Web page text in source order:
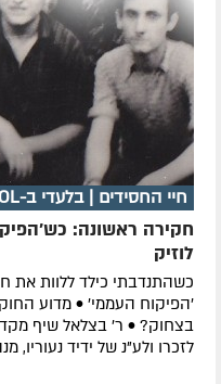
חיי החסידים | בלעדי ב-COL
חקירה ראשונה:
לוזיק
כשהתנדבתי כילד ללוות את
'הפיקוח העממי' • מדוע
בצחוק? • ר' בצלאל שיף
לזכרו ולע"נ של ידיד נעוריו,